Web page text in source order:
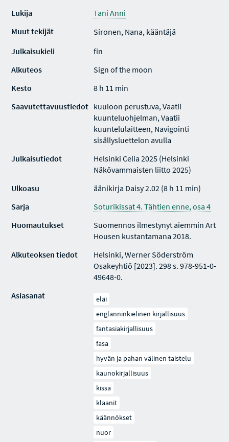
Lukija
Tani Anni
Muut tekijät
Sironen, Nana, kääntäjä
Julkaisukieli
fin
Alkuteos
Sign of the moon
Kesto
8 h 11 min
Saavutettavuustiedot kuuloon perustuva, Vaatii
kuunteluohjelman, Vaatii
kuuntelulaitteen, Navigointi
sisällysluettelon avulla
Julkaisutiedot
Helsinki Celia 2025 (Helsinki
Näkövammaisten liitto 2025)
Ulkoasu
äänikirja Daisy 2.02 (8 h 11 min)
Sarja
Soturikissat 4. Tähtien enne, osa 4
Huomautukset
Suomennos ilmestynyt aiemmin Art
Housen kustantamana 2018.
Alkuteoksen tiedot
Helsinki, Werner Söderström
Osakeyhtiö [2023]. 298 s. 978-951-0-
49648-0.
Asiasanat
eläi
englanninkielinen kirjallisuus
fantasiakirjallisuus
fasa
hyvän ja pahan välinen taistelu
kaunokirjallisuus
kissa
klaanit
käännökset
nuor